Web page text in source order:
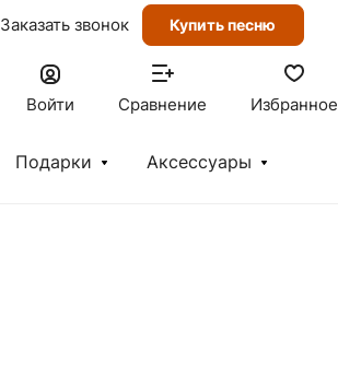
Заказать звонок Купить песню
Войти Сравнение Избранное
Подарки Аксессуары